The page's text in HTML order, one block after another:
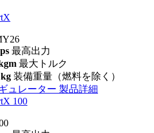
最高出力
最大トルク
装備重量（燃料を除く）
ュレーター 製品詳細
100